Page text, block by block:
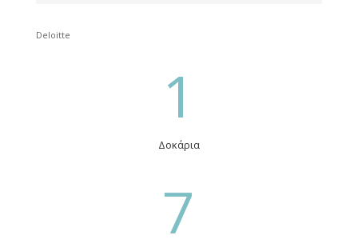
Deloitte
1
Δοκάρια
7